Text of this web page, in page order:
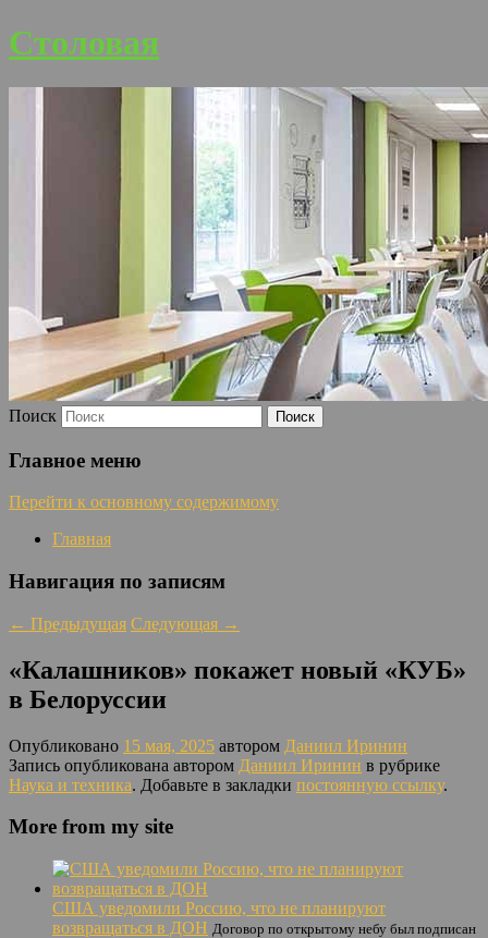
Столовая
Поиск
Главное меню
Перейти к основному содержимому
Главная
Навигация по записям
← Предыдущая Следующая →
«Калашников» покажет новый «КУБ»
в Белоруссии
Опубликовано 15 мая, 2025 автором Даниил Иринин
Запись опубликована автором Даниил Иринин в рубрике
Наука и техника. Добавьте в закладки постоянную ссылку.
More from my site
США уведомили Россию, что не планируют
возвращаться в ДОН Договор по открытому небу был подписан